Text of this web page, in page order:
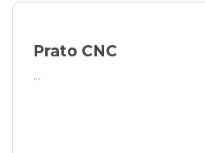
Prato CNC
...